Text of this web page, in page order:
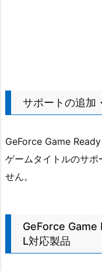
サポートの追加
GeForce Game
ゲームタイトルのサポ
せん。
GeForce Game
L対応製品